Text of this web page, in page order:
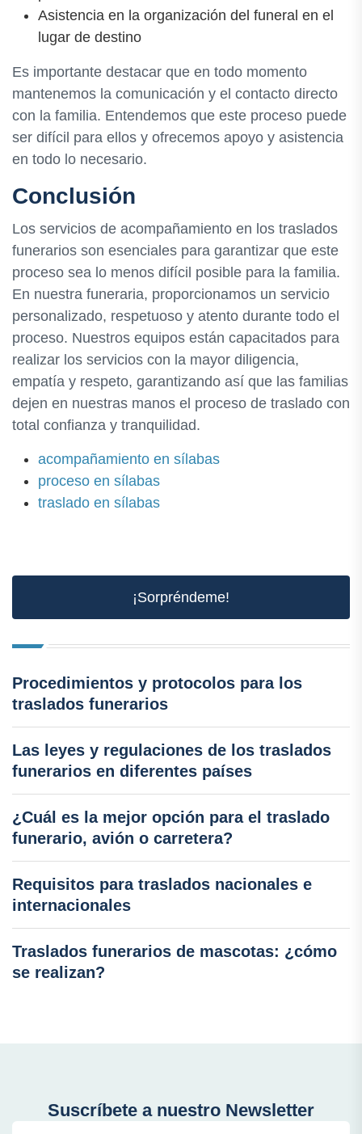
Asistencia en la organización del funeral en el
lugar de destino
Es importante destacar que en todo momento
mantenemos la comunicación y el contacto directo
con la familia. Entendemos que este proceso puede
ser difícil para ellos y ofrecemos apoyo y asistencia
en todo lo necesario.
Conclusión
Los servicios de acompañamiento en los traslados
funerarios son esenciales para garantizar que este
proceso sea lo menos difícil posible para la familia.
En nuestra funeraria, proporcionamos un servicio
personalizado, respetuoso y atento durante todo el
proceso. Nuestros equipos están capacitados para
realizar los servicios con la mayor diligencia,
empatía y respeto, garantizando así que las familias
dejen en nuestras manos el proceso de traslado con
total confianza y tranquilidad.
acompañamiento en sílabas
proceso en sílabas
traslado en sílabas
¡Sorpréndeme!
Procedimientos y protocolos para los
traslados funerarios
Las leyes y regulaciones de los traslados
funerarios en diferentes países
¿Cuál es la mejor opción para el traslado
funerario, avión o carretera?
Requisitos para traslados nacionales e
internacionales
Traslados funerarios de mascotas: ¿cómo
se realizan?
Suscríbete a nuestro Newsletter